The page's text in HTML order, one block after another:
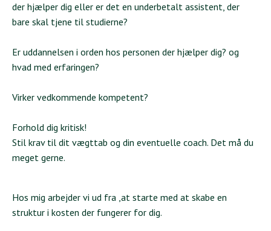
der hjælper dig eller er det en underbetalt assistent, der
bare skal tjene til studierne?
Er uddannelsen i orden hos personen der hjælper dig? og
hvad med erfaringen?
Virker vedkommende kompetent?
Forhold dig kritisk!
Stil krav til dit vægttab og din eventuelle coach. Det må du
meget gerne.
Hos mig arbejder vi ud fra ,at starte med at skabe en
struktur i kosten der fungerer for dig.